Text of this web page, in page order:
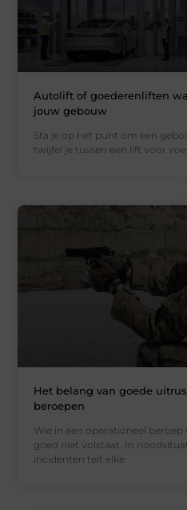
Autolift of goederenliften
jouw gebouw
Sta je op het punt om een
twijfel je tussen een lift voor
Het belang van goede
beroepen
Wie in een operationeel
goed niet volstaat. In
incidenten telt elke